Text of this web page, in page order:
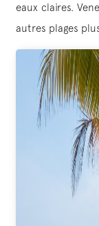
eaux claires.
autres plages